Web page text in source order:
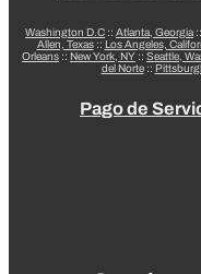
Washington D.C :: Atlanta, Georgia ::
Allen, Texas:: Los Angeles,
Orleans :: New York, NY :: Seattle,
del Norte::
Pago de